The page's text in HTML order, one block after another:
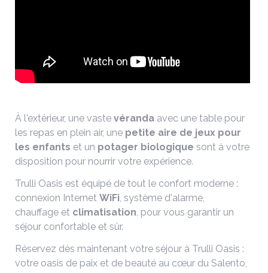
À l'extérieur, une vaste véranda avec une table pour
les repas en plein air, une petite aire de jeux pour
les enfants et un potager biologique sont à votre
disposition pour nourrir votre expérience.
Trulli Oasis est équipé de tout le confort moderne :
connexion Internet WiFi, système d'alarme,
chauffage et climatisation, pour vous garantir un
séjour confortable et sûr.
Réservez dès maintenant votre séjour à Trulli Oasis :
votre oasis de paix et de beauté au cœur du Salento,